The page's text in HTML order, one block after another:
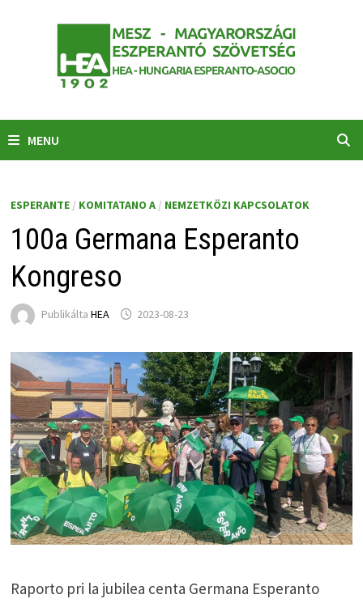
MENU
ESPERANTE/ KOMITATANO A/ NEMZETKÖZI KAPCSOLATOK
100a Germana Esperanto
Kongreso
Publikálta HEA 2023-08-23
Raporto pri la jubilea centa Germana Esperanto